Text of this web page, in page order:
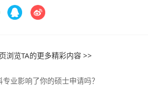
浏览TA的更多精彩内容 >>
业影响了你的硕士申请吗？